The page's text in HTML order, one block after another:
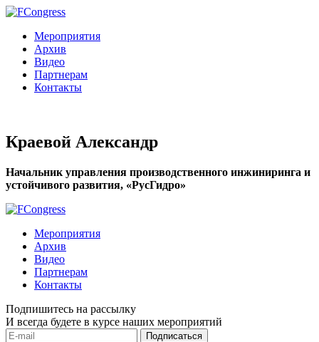
Мероприятия
Архив
Видео
Партнерам
Контакты
Краевой Александр
Начальник управления производственного инжиниринга и
устойчивого развития, «РусГидро»
Мероприятия
Архив
Видео
Партнерам
Контакты
Подпишитесь на рассылку
И всегда будете в курсе наших мероприятий
Подписаться